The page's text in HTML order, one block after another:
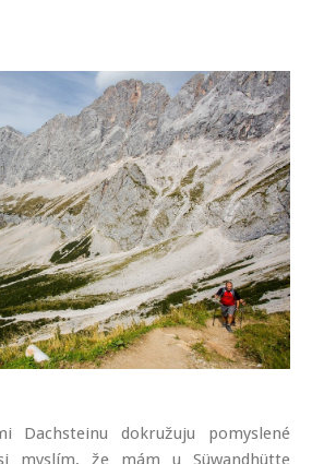
Dachsteinu dokružuju pomyslené
myslím, že mám u Süwandhütte